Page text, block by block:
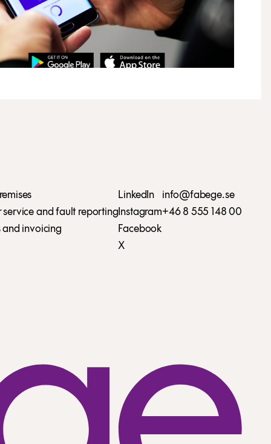
service and fault reporting
and invoicing
LinkedIn
Instagram
Facebook
X
info@fabege.se
+46 8 555 148 00